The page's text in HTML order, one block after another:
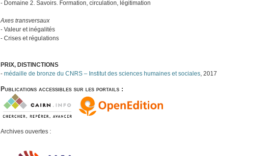
- Domaine 2. Savoirs. Formation, circulation, légitimation
Axes transversaux
- Valeur et inégalités
- Crises et régulations
PRIX, DISTINCTIONS
-médaille de bronze du CNRS – Institut des sciences humaines et sociales, 2017
Publications accessibles sur les portails :
Archives ouvertes :